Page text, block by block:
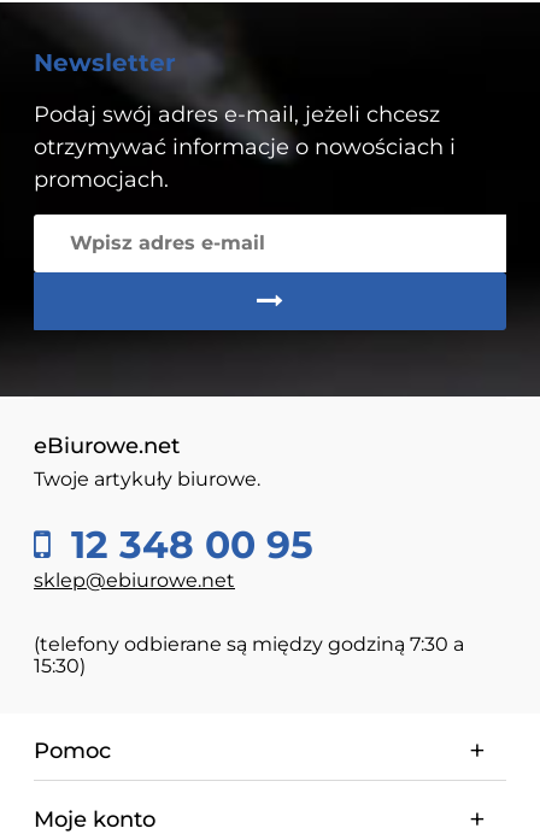
Newsletter
Podaj swój adres e-mail, jeżeli chcesz
otrzymywać informacje o nowościach i
promocjach.
eBiurowe.net
Twoje artykuły biurowe.
12 348 00 95
sklep@ebiurowe.net
(telefony odbierane są między godziną 7:30 a
15:30)
Pomoc
Moje konto